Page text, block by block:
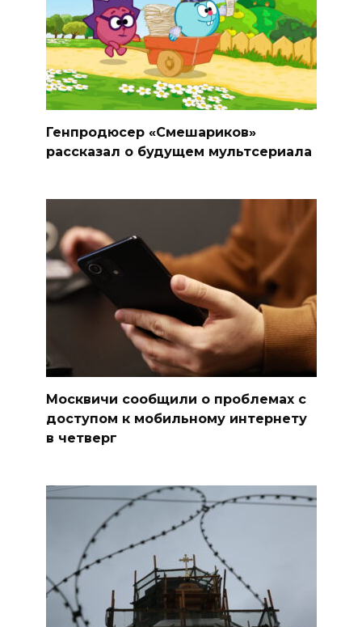
Генпродюсер «Смешариков»
рассказал о будущем мультсериала
Москвичи сообщили о проблемах с
доступом к мобильному интернету
в четверг